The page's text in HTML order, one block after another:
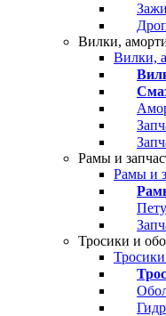
Вилки,
Вилки,
Рамы и
Рамы и
Тросики и